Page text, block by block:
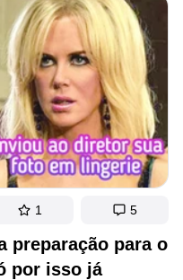
quanto caridosas que
e dando uma segunda
preparação para o
por isso já
1 5